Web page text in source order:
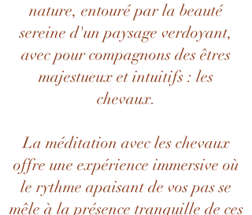
nature, entouré par la beauté
sereine d'un paysage verdoyant,
avec pour compagnons des êtres
majestueux et intuitifs : les
chevaux.
La méditation avec les chevaux
offre une expérience immersive où
le rythme apaisant de vos pas se
mêle à la présence tranquille de ces